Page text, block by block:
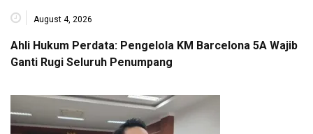
August 4, 2026
Ahli Hukum Perdata: Pengelola KM Barcelona 5A Wajib
Ganti Rugi Seluruh Penumpang